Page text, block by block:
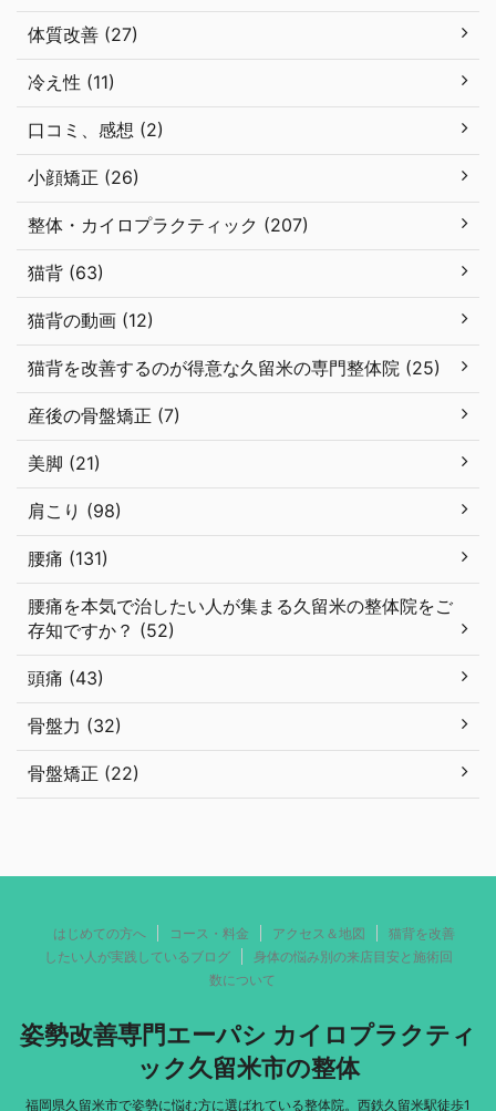
体質改善 (27)
冷え性 (11)
口コミ、感想 (2)
小顔矯正 (26)
整体・カイロプラクティック (207)
猫背 (63)
猫背の動画 (12)
猫背を改善するのが得意な久留米の専門整体院 (25)
産後の骨盤矯正 (7)
美脚 (21)
肩こり (98)
腰痛 (131)
腰痛を本気で治したい人が集まる久留米の整体院をご
存知ですか？ (52)
頭痛 (43)
骨盤力 (32)
骨盤矯正 (22)
はじめての方へ コース・料金 アクセス＆地図
猫背を改善
したい人が実践しているブログ
身体の悩み別の来店目安と施術回
数について
姿勢改善専門エーパシ カイロプラクティ
ック久留米市の整体
福岡県久留米市で姿勢に悩む方に選ばれている整体院。西鉄久留米駅徒歩1